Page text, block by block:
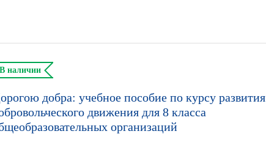
В наличии
добра: учебное пособие по курсу развития
движения для 8 класса
организаций